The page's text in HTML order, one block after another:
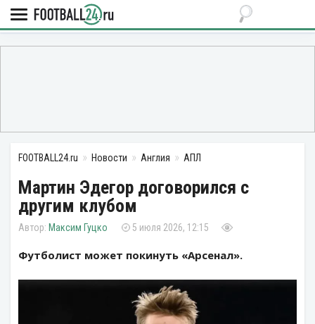
FOOTBALL24.ru Новости Англия АПЛ
Мартин Эдегор договорился с
другим клубом
Максим Гуцко 5 июля 2026, 12:15
Футболист может покинуть «Арсенал».